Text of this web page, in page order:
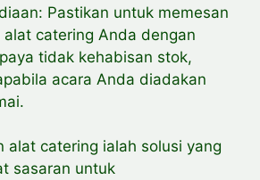
Pastikan untuk memesan
catering Anda dengan
tidak kehabisan stok,
acara Anda diadakan
alat catering ialah solusi yang
sasaran untuk